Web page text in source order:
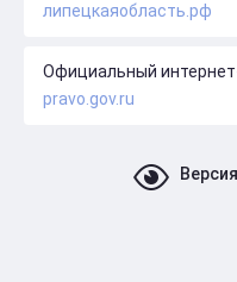
липецкаяобласть.рф
Официальный
pravo.gov.ru